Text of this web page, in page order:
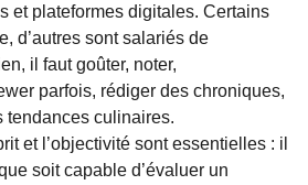
et plateformes digitales. Certains
d’autres sont salariés de
il faut goûter, noter,
parfois, rédiger des chroniques,
tendances culinaires.
et l’objectivité sont essentielles : il
soit capable d’évaluer un